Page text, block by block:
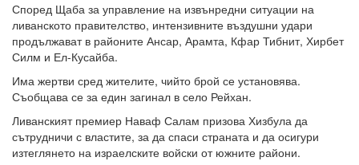
Според Щаба за управление на извънредни ситуации на
ливанското правителство, интензивните въздушни удари
продължават в районите Ансар, Арамта, Кфар Тибнит, Хирбет
Силм и Ел-Кусайба.
Има жертви сред жителите, чийто брой се установява.
Съобщава се за един загинал в село Рейхан.
Ливанският премиер Наваф Салам призова Хизбула да
сътрудничи с властите, за да спаси страната и да осигури
изтеглянето на израелските войски от южните райони.